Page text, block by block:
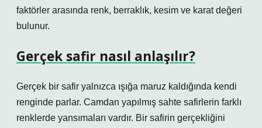
faktörler arasında renk, berraklık, kesim ve karat değeri
bulunur.
Gerçek safir nasıl anlaşılır?
Gerçek bir safir yalnızca ışığa maruz kaldığında kendi
renginde parlar. Camdan yapılmış sahte safirlerin farklı
renklerde yansımaları vardır. Bir safirin gerçekliğini